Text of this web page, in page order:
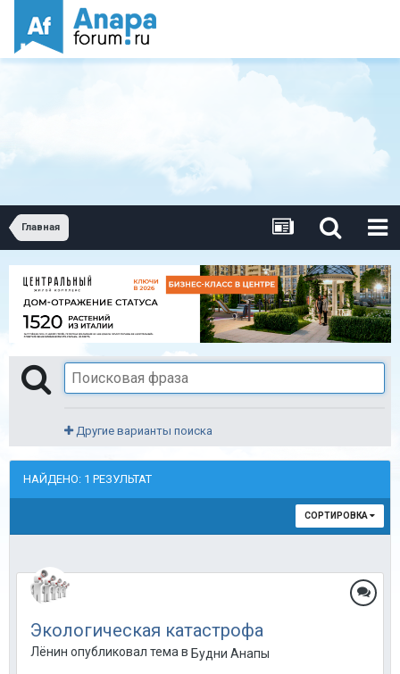
Главная
Другие варианты поиска
НАЙДЕНО: 1 РЕЗУЛЬТАТ
СОРТИРОВКА
Экологическая катастрофа
Лёнин опубликовал тема в Будни Анапы